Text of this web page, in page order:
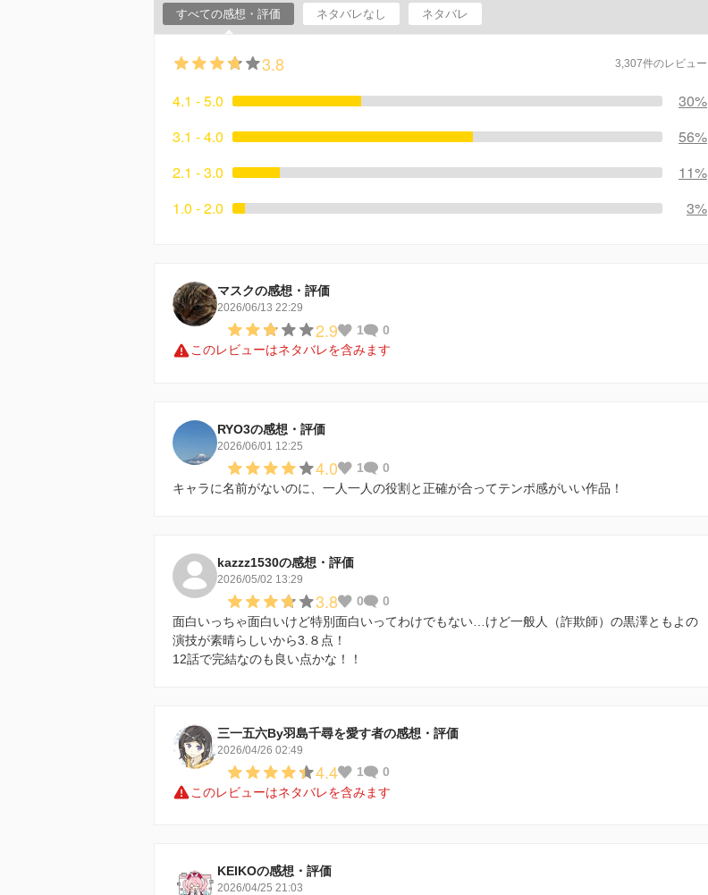
すべての感想・評価 ネタバレなし ネタバレ
3.8 3,307件のレビュー
4.1 - 5.0
30%
3.1 - 4.0
56%
2.1 - 3.0
11%
1.0 - 2.0
3%
マスクの感想・評価
2026/06/13 22:29
2.9 1
0
このレビューはネタバレを含みます
RYO3の感想・評価
2026/06/01 12:25
4.0 1
0
キャラに名前がないのに、一人一人の役割と正確が合ってテンポ感がいい作品！
kazzz1530の感想・評価
2026/05/02 13:29
3.8 0
0
面白いっちゃ面白いけど特別面白いってわけでもない…けど一般人（詐欺師）の黒澤ともよの
演技が素晴らしいから3.８点！
12話で完結なのも良い点かな！！
三一五六By羽島千尋を愛す者の感想・評価
2026/04/26 02:49
4.4 1
0
このレビューはネタバレを含みます
KEIKOの感想・評価
2026/04/25 21:03